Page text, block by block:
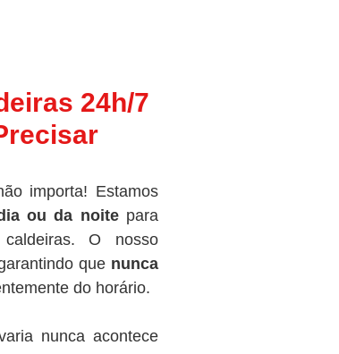
24h/7
importa! Estamos
ou da noitepara
O nosso
que nunca
do horário.
nunca acontece